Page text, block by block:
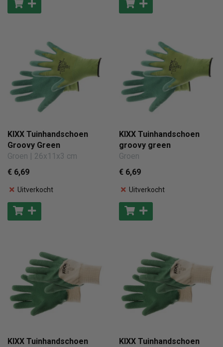
KIXX Tuinhandschoen
Groovy Green
Groen | 26x11x3 cm
€ 6,69
Uitverkocht
KIXX Tuinhandschoen
groovy green
Groen
€ 6,69
Uitverkocht
KIXX Tuinhandschoen
KIXX Tuinhandschoen